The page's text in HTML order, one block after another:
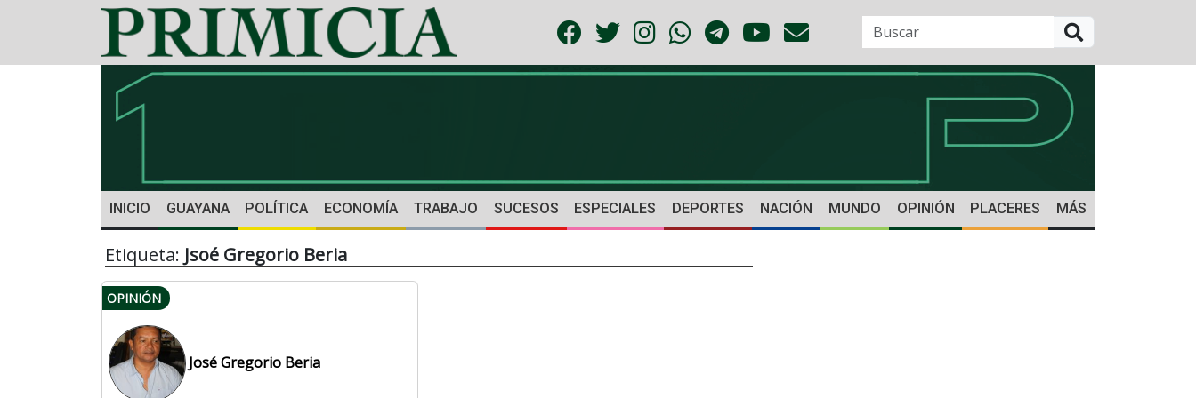
INICIO GUAYANA POLÍTICA ECONOMÍA TRABAJO SUCESOS ESPECIALES DEPORTES NACIÓN MUNDO OPINIÓN PLACERES MÁS
Etiqueta: Jsoé Gregorio Beria
OPINIÓN
José Gregorio Beria